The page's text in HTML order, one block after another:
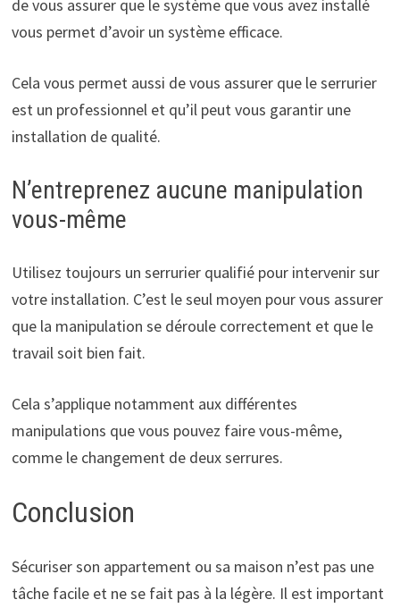
de vous assurer que le système que vous avez installé
vous permet d’avoir un système efficace.
Cela vous permet aussi de vous assurer que le serrurier
est un professionnel et qu’il peut vous garantir une
installation de qualité.
N’entreprenez aucune manipulation
vous-même
Utilisez toujours un serrurier qualifié pour intervenir sur
votre installation. C’est le seul moyen pour vous assurer
que la manipulation se déroule correctement et que le
travail soit bien fait.
Cela s’applique notamment aux différentes
manipulations que vous pouvez faire vous-même,
comme le changement de deux serrures.
Conclusion
Sécuriser son appartement ou sa maison n’est pas une
tâche facile et ne se fait pas à la légère. Il est important